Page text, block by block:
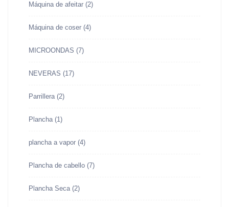
Máquina de afeitar (2)
Máquina de coser (4)
MICROONDAS (7)
NEVERAS (17)
Parrillera (2)
Plancha (1)
plancha a vapor (4)
Plancha de cabello (7)
Plancha Seca (2)